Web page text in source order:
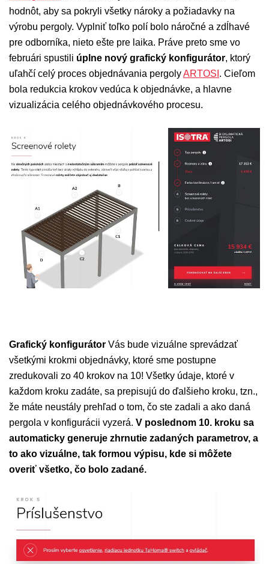
hodnôt, aby sa pokryli všetky nároky a požiadavky na
výrobu pergoly. Vyplniť toľko polí bolo náročné a zdĺhavé
pre odborníka, nieto ešte pre laika. Práve preto sme vo
februári spustili úplne nový grafický konfigurátor, ktorý
uľahčí celý proces objednávania pergolyARTOSI . Cieľom
bola redukcia krokov vedúca k objednávke, a hlavne
vizualizácia celého objednávkového procesu.
Grafický konfigurátor Vás bude vizuálne sprevádzať
všetkými krokmi objednávky, ktoré sme postupne
zredukovali zo 40 krokov na 10! Všetky údaje, ktoré v
každom kroku zadáte, sa prepisujú do ďalšieho kroku, tzn.,
že máte neustály prehľad o tom, čo ste zadali a ako daná
pergola v konfigurácii vyzerá. V poslednom 10. kroku sa
automaticky generuje zhrnutie zadaných parametrov, a
to ako vizuálne, tak formou výpisu, kde si môžete
overiť všetko, čo bolo zadané.